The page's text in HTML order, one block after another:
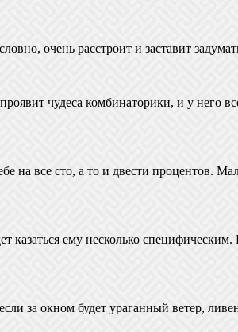
очень расстроит и заставит
чудеса комбинаторики, и у него
на все сто, а то и двести процентов.
ему несколько специфическим.
за окном будет ураганный ветер,